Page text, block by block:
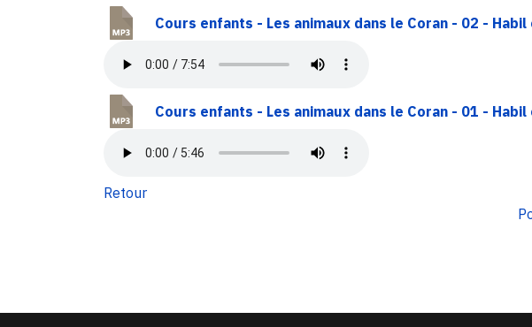
Cours enfants - Les animaux dans le Coran - 02 -
Cours enfants - Les animaux dans le Coran - 01 -
Retour